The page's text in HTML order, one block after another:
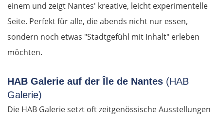
einem und zeigt Nantes' kreative, leicht experimentelle
Seite. Perfekt für alle, die abends nicht nur essen,
sondern noch etwas "Stadtgefühl mit Inhalt" erleben
möchten.
HAB Galerie auf der Île de Nantes (HAB
Galerie)
Die HAB Galerie setzt oft zeitgenössische Ausstellungen